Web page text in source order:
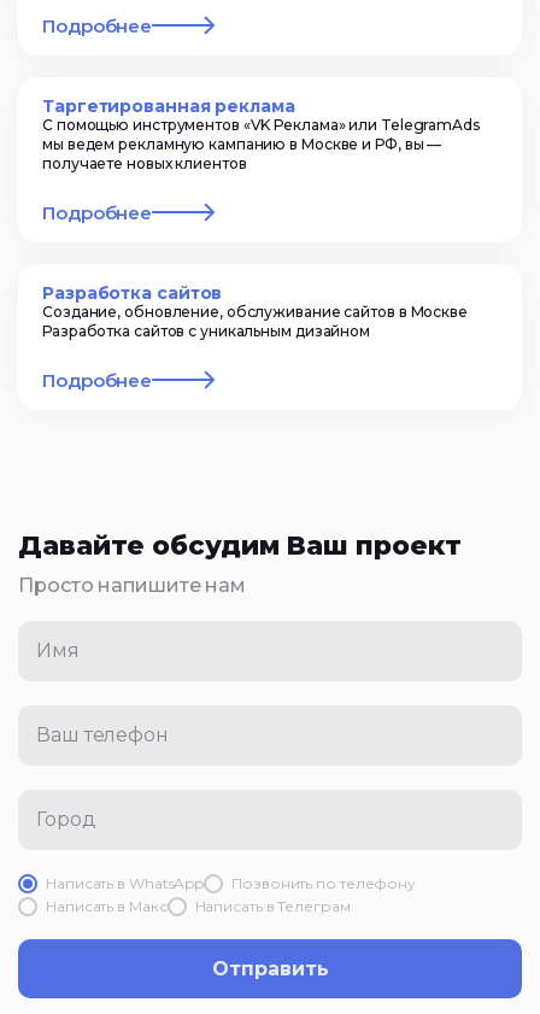
Подробнее
Таргетированная реклама
С помощью инструментов «VK Реклама» или TelegramAds
мы ведем рекламную кампанию в Москве и РФ, вы —
получаете новых клиентов
Подробнее
Разработка сайтов
Создание, обновление, обслуживание сайтов в Москве
Разработка сайтов с уникальным дизайном
Подробнее
Давайте обсудим Ваш проект
Просто напишите нам
Имя
Ваш телефон
Город
Написать в WhatsApp
Позвонить по телефону
Написать в Mакс
Написать в Телеграм
Отправить